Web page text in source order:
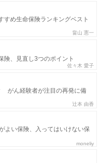
すめ生命保険ランキングベスト
畠山 憲一
険、見直し3つのポイント
佐々木 愛子
がん経験者が注目の再発に備
辻本 由香
よい保険、入ってはいけない保
moneliy